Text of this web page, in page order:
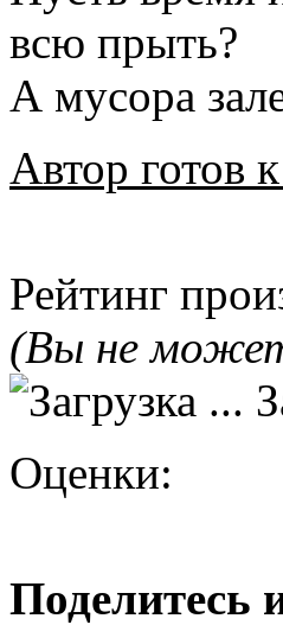
всю прыть?
А мусора
Автор готов
Рейтинг
(Вы не
Оценки:
Поделитесь